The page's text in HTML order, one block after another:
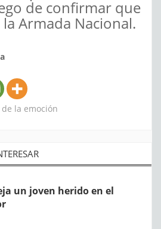
de confirmar que
Armada Nacional.
la emoción
un joven herido en el